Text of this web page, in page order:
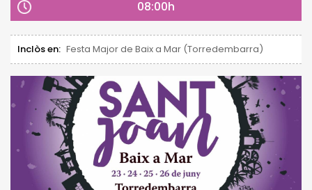
08:00h
Inclòs en: Festa Major de Baix a Mar (Torredembarra)